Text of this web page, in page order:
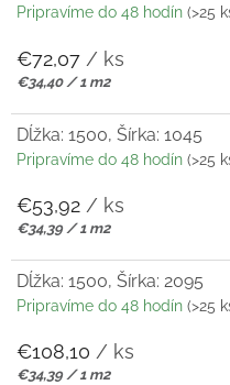
Pripravíme do 48 hodín (>25
€72,07 / ks
Jednotková
€34,40 / 1 m2
Dĺžka: 1500, Šírka: 1045
Pripravíme do 48 hodín (>25
€53,92 / ks
Jednotková
€34,39 / 1 m2
Dĺžka: 1500, Šírka: 2095
Pripravíme do 48 hodín (>25
€108,10 / ks
Jednotková
€34,39 / 1 m2